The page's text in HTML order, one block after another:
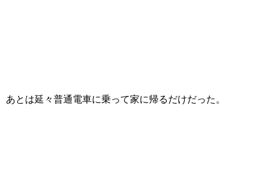
あとは延々普通電車に乗って家に帰るだけだった。